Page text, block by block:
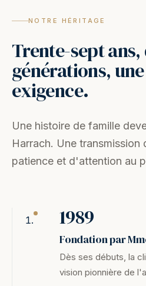
NOTRE HÉRITAGE
Trente-sept
générations,
exigence.
Une histoire de famille
Harrach. Une transmission
patience et d'attention au
1989
Fondation par
Dès ses débuts, la
vision pionnière de